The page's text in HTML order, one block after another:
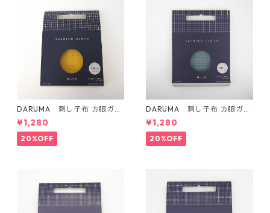
DARUMA 刺し子布 方眼ガイ
ドタイプ Col.4 カラシ
¥1,280
20%OFF
DARUMA 刺し子布 方眼ガイ
ドタイプ Col.5 にぶ青
¥1,280
20%OFF